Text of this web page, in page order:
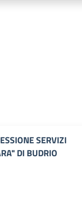
SERVIZI
DI BUDRIO